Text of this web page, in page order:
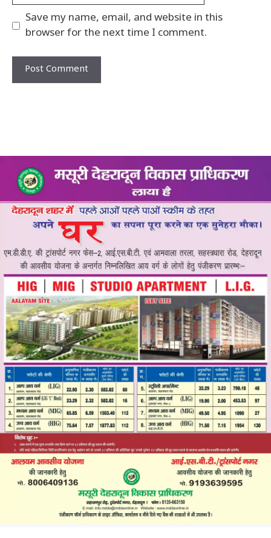
Save my name, email, and website in this
browser for the next time I comment.